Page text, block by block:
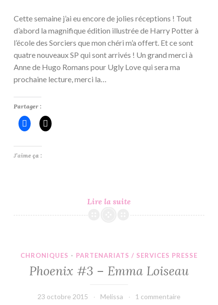
Cette semaine j’ai eu encore de jolies réceptions ! Tout
d’abord la magnifique édition illustrée de Harry Potter à
l’école des Sorciers que mon chéri m’a offert. Et ce sont
quatre nouveaux SP qui sont arrivés ! Un grand merci à
Anne de Hugo Romans pour Ugly Love qui sera ma
prochaine lecture, merci la…
Lire la suite
My
Partager :
J’aime ça :
CHRONIQUES · PARTENARIATS / SERVICES PRESSE
Phoenix #3 – Emma Loiseau
23 octobre 2015 Melissa 1 commentaire